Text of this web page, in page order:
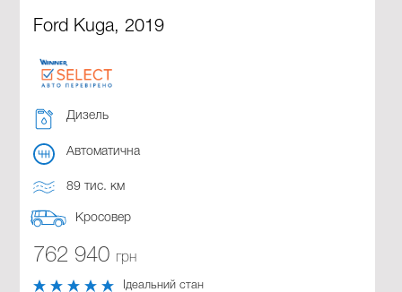
Ford Kuga, 2019
Дизель
Автоматична
89 тис. км
Кросовер
762 940 грн
Ідеальний стан